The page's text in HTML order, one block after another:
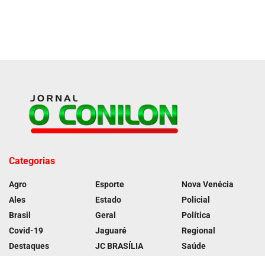
Categorias
Agro
Ales
Brasil
Covid-19
Destaques
Esporte
Estado
Geral
Jaguaré
JC BRASÍLIA
Nova Venécia
Policial
Política
Regional
Saúde